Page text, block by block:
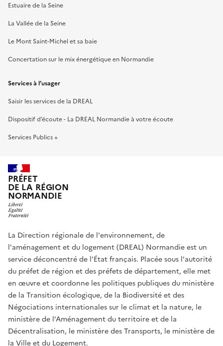
Estuaire de la Seine
La Vallée de la Seine
Le Mont Saint-Michel et sa baie
Concertation sur le mix énergétique en Normandie
Services à l’usager
Saisir les services de la DREAL
Dispositif d’écoute - La DREAL Normandie à votre écoute
Services Publics +
PRÉFET
DE LA RÉGION
NORMANDIE
La Direction régionale de l'environnement, de
l'aménagement et du logement (DREAL) Normandie est un
service déconcentré de l'État français. Placée sous l'autorité
du préfet de région et des préfets de département, elle met
en œuvre et coordonne les politiques publiques du ministère
de la Transition écologique, de la Biodiversité et des
Négociations internationales sur le climat et la nature, le
ministère de l’Aménagement du territoire et de la
Décentralisation, le ministère des Transports, le ministère de
la Ville et du Logement.